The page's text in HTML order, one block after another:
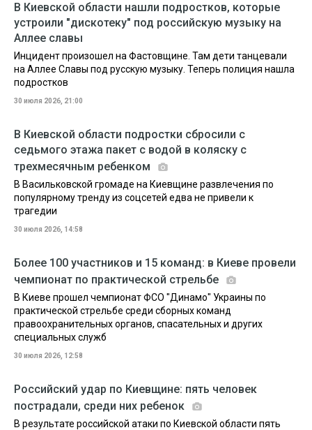
В Киевской области нашли подростков, которые
устроили "дискотеку" под российскую музыку на
Аллее славы
Инцидент произошел на Фастовщине. Там дети танцевали
на Аллее Славы под русскую музыку. Теперь полиция нашла
подростков
30 июля 2026, 21:00
В Киевской области подростки сбросили с
седьмого этажа пакет с водой в коляску с
трехмесячным ребенком
В Васильковской громаде на Киевщине развлечения по
популярному тренду из соцсетей едва не привели к
трагедии
30 июля 2026, 14:58
Более 100 участников и 15 команд: в Киеве провели
чемпионат по практической стрельбе
В Киеве прошел чемпионат ФСО "Динамо" Украины по
практической стрельбе среди сборных команд
правоохранительных органов, спасательных и других
специальных служб
30 июля 2026, 12:58
Российский удар по Киевщине: пять человек
пострадали, среди них ребенок
В результате российской атаки по Киевской области пять